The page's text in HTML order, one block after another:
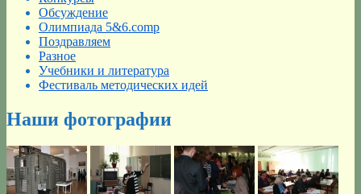
Обсуждение
Олимпиада 5&6.comp
Поздравляем
Разное
Учебники и литература
Фестиваль методических идей
Наши фотографии